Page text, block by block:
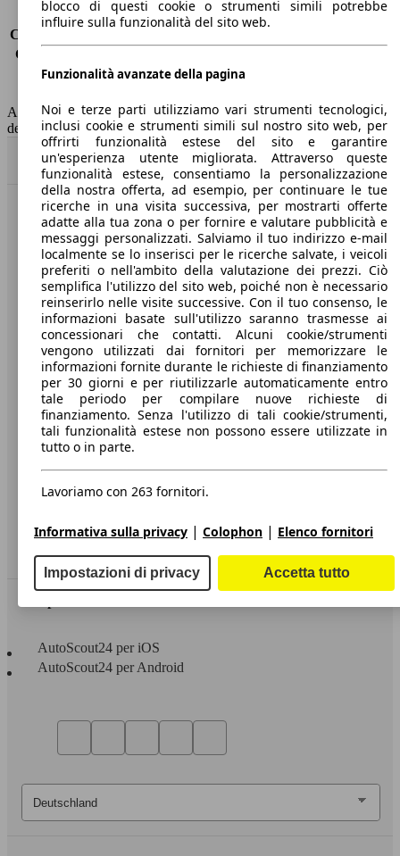
Consumo (urbano)
5.3 l/100km
Consumo (extra-urbano)
Consumo (combinato)*
Classe di emissione
Euro 6
AutoScout24 non si assume alcuna responsabilità per la correttezza
dei dati.
Torna su
Benvenuti su AutoScout24, il mercato auto europeo.
Società
A proposito di AutoScout24
Stampa
Media
Condizioni generali
Informazioni
Dichiarazione di Accessibilità
Servizi
Area rivenditori
AutoScout24 per iOS
AutoScout24 per Android
blocco di questi cookie o strumenti simili potrebbe
influire sulla funzionalità del sito web.
Funzionalità avanzate della pagina
Noi e terze parti utilizziamo vari strumenti tecnologici,
inclusi cookie e strumenti simili sul nostro sito web, per
offrirti funzionalità estese del sito e garantire
un'esperienza utente migliorata. Attraverso queste
funzionalità estese, consentiamo la personalizzazione
della nostra offerta, ad esempio, per continuare le tue
ricerche in una visita successiva, per mostrarti offerte
adatte alla tua zona o per fornire e valutare pubblicità e
messaggi personalizzati. Salviamo il tuo indirizzo e-mail
localmente se lo inserisci per le ricerche salvate, i veicoli
preferiti o nell'ambito della valutazione dei prezzi. Ciò
semplifica l'utilizzo del sito web, poiché non è necessario
reinserirlo nelle visite successive. Con il tuo consenso, le
informazioni basate sull'utilizzo saranno trasmesse ai
concessionari che contatti. Alcuni cookie/strumenti
vengono utilizzati dai fornitori per memorizzare le
informazioni fornite durante le richieste di finanziamento
per 30 giorni e per riutilizzarle automaticamente entro
tale periodo per compilare nuove richieste di
finanziamento. Senza l'utilizzo di tali cookie/strumenti,
tali funzionalità estese non possono essere utilizzate in
tutto o in parte.
Lavoriamo con 263 fornitori.
Informativa sulla privacy | Colophon | Elenco fornitori
Impostazioni di privacy Accetta tutto